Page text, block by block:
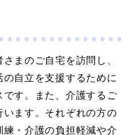
まのご自宅を訪問し、
自立を支援するために
です。また、介護するご
ます。それぞれの方の
・介護の負担軽減や介